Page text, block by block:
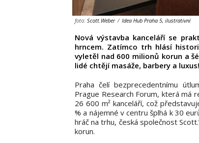
foto: Scott.Weber / Idea Hub Praha 5, ilustrativní
Nová výstavba kanceláří se
hrncem. Zatímco trh hlásí
vyletěl nad 600 milionů korun a
lidé chtějí masáže, barbery a
Praha čelí bezprecedentnímu
Prague Research Forum, která má
26 600 m² kanceláří, což
% a nájemné v centru šplhá k 30
hráč na trhu, česká společnost
korun.